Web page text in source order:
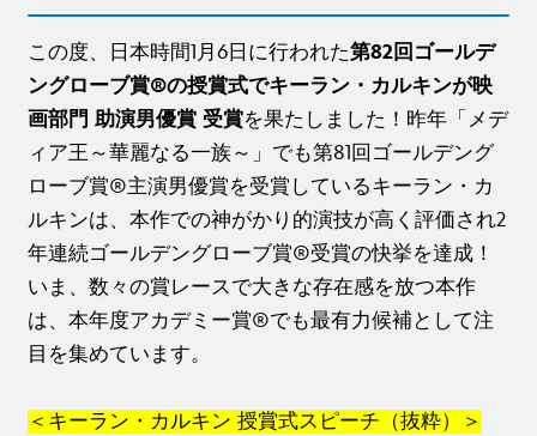
この度、日本時間1月6日に行われた第82回ゴールデ
ングローブ賞®の授賞式でキーラン・カルキンが映
画部門 助演男優賞 受賞を果たしました！昨年「メデ
ィア王～華麗なる一族～」でも第81回ゴールデング
ローブ賞®主演男優賞を受賞しているキーラン・カ
ルキンは、本作での神がかり的演技が高く評価され2
年連続ゴールデングローブ賞®受賞の快挙を達成！
いま、数々の賞レースで大きな存在感を放つ本作
は、本年度アカデミー賞®でも最有力候補として注
目を集めています。
＜キーラン・カルキン 授賞式スピーチ（抜粋）＞